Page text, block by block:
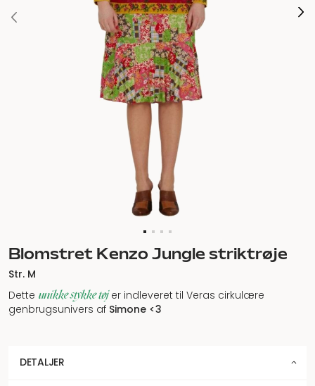
Blomstret Kenzo Jungle striktrøje
Str. M
Dette unikke stykke tøjer indleveret til Veras cirkulære
genbrugsunivers af Simone <3
DETALJER